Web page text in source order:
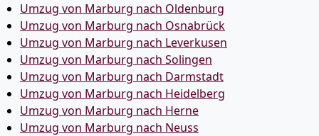
Umzug von Marburg nach Oldenburg
Umzug von Marburg nach Osnabrück
Umzug von Marburg nach Leverkusen
Umzug von Marburg nach Solingen
Umzug von Marburg nach Darmstadt
Umzug von Marburg nach Heidelberg
Umzug von Marburg nach Herne
Umzug von Marburg nach Neuss